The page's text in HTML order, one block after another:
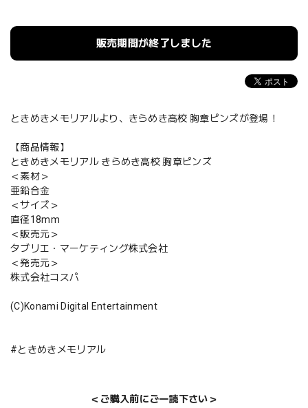
販売期間が終了しました
ときめきメモリアルより、きらめき高校 胸章ピンズが登場！
【商品情報】
ときめきメモリアル きらめき高校 胸章ピンズ
＜素材＞
亜鉛合金
＜サイズ＞
直径18mm
＜販売元＞
タブリエ・マーケティング株式会社
＜発売元＞
株式会社コスパ
(C)Konami Digital Entertainment
#ときめきメモリアル
＜ご購入前にご一読下さい＞